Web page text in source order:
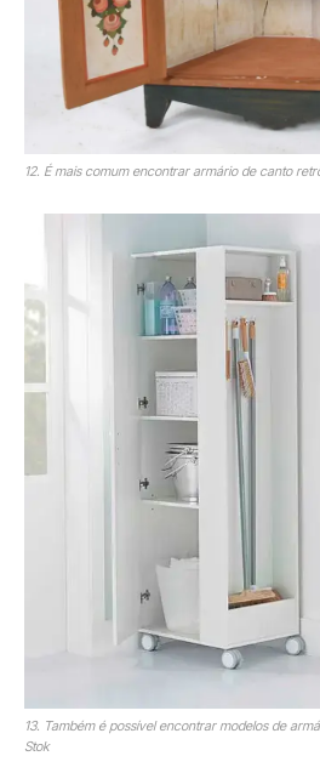
12. É mais comum encontrar armário de canto
13. Também é possível encontrar modelos de
Stok